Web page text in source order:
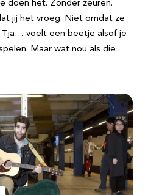
doen het. Zonder zeuren.
jij het vroeg. Niet omdat ze
Tja… voelt een beetje alsof je
Maar wat nou als die